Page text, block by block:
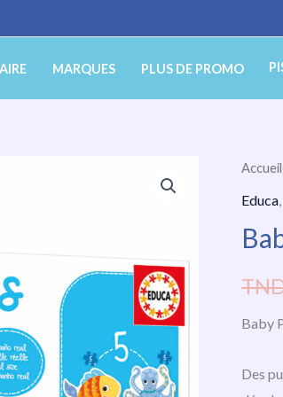
MARQUES PLUS DE PROMO
Accueil
Educa
Baby
Des
de
Educa